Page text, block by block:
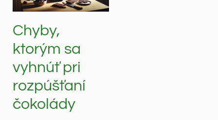
Chyby,
ktorým sa
vyhnúť pri
rozpúšťaní
čokolády